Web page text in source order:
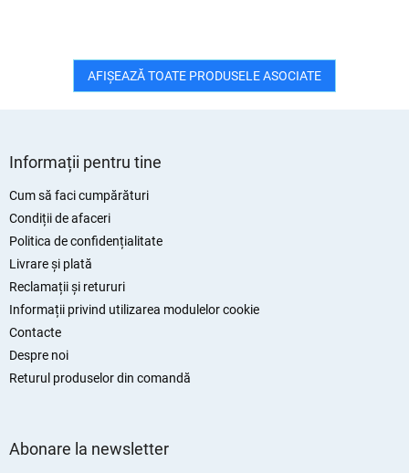
AFIŞEAZĂ TOATE PRODUSELE ASOCIATE
Informații pentru tine
Cum să faci cumpărături
Condiții de afaceri
Politica de confidențialitate
Livrare și plată
Reclamații și retururi
Informații privind utilizarea modulelor cookie
Contacte
Despre noi
Returul produselor din comandă
Abonare la newsletter